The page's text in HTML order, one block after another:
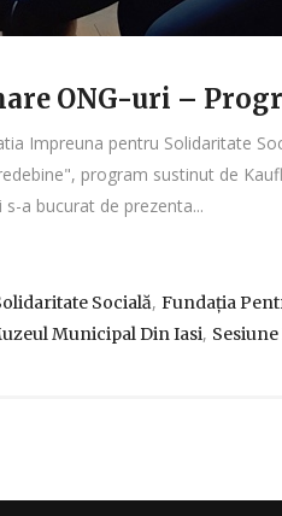
ONG-uri –
Impreuna pentru Solidaritate
program sustinut de
a bucurat de prezenta...
Socială, Fundația
Municipal Din Iasi,